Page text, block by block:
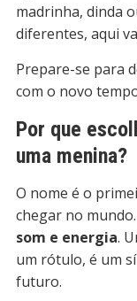
madrinha, dinda
diferentes, aqui
Prepare-se para
com o novo
Por que
uma menina?
O nome é o
chegar no
som e energia.
um rótulo, é um
futuro.